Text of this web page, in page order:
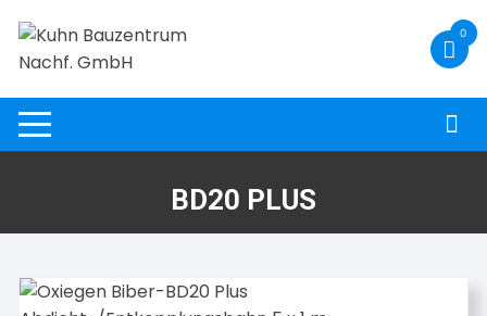
Inhalt
springen
0
BD20 PLUS